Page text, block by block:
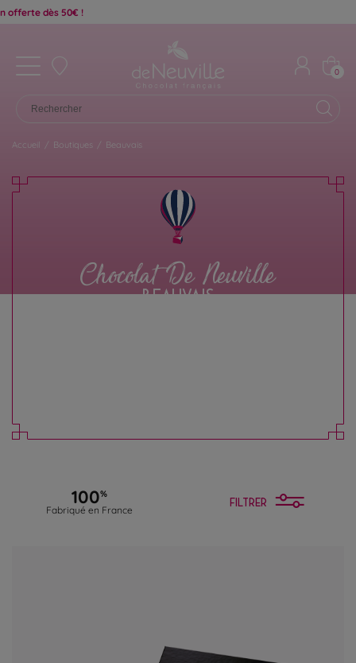
0
Accueil / Boutiques / Beauvais
Chocolat De Neuville
BEAUVAIS
100%
Fabriqué en France
FILTRER